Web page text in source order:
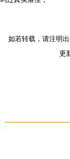
如若转载，请注明
更